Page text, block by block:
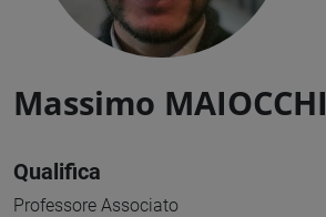
Massimo MAIOCCHI
Qualifica
Professore Associato